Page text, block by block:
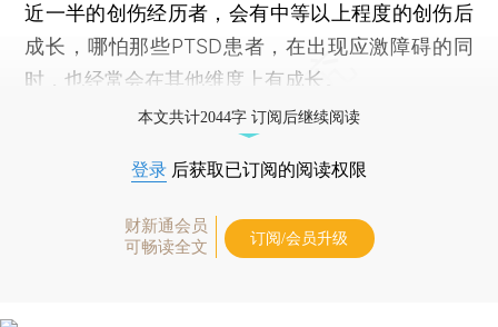
近一半的创伤经历者，会有中等以上程度的创伤后
成长，哪怕那些PTSD患者，在出现应激障碍的同
时，也经常会在其他维度上有成长。
本文共计2044字 订阅后继续阅读
登录 后获取已订阅的阅读权限
财新通会员
可畅读全文
订阅/会员升级